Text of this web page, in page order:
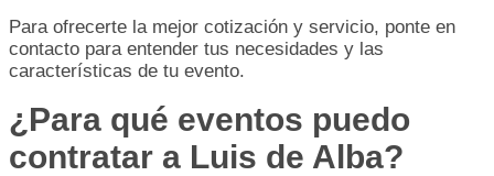
Para ofrecerte la mejor cotización y servicio, ponte en
contacto para entender tus necesidades y las
características de tu evento.
¿Para qué eventos puedo
contratar a Luis de Alba?